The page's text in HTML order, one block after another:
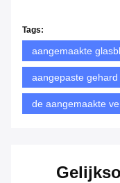
Tags:
aangemaakte
aangepaste gehard
de aangemaakte